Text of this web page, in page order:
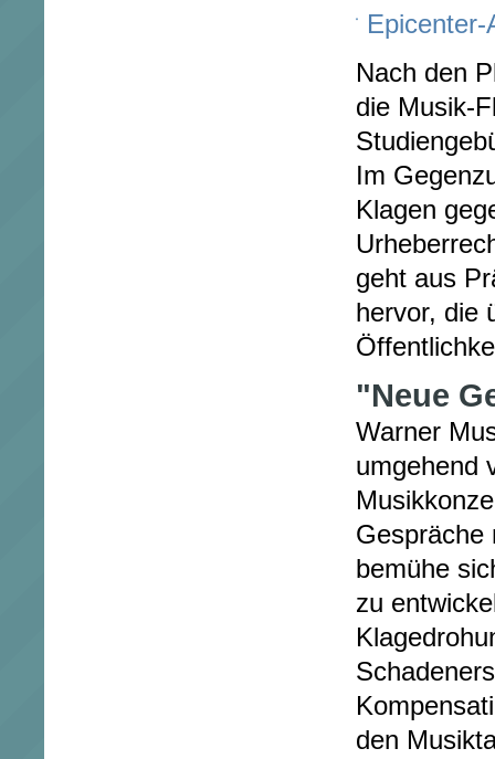
Epicenter-
Nach den
die Musik-
Im
Klagen
geht aus
hervor, die
"Neue
Warner
umgehend
Gespräche
bemühe
zu
den